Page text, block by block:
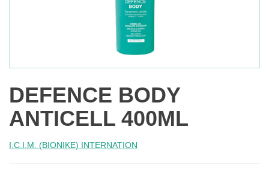
DEFENCE BODY
ANTICELL 400ML
I.C.I.M. (BIONIKE) INTERNATION